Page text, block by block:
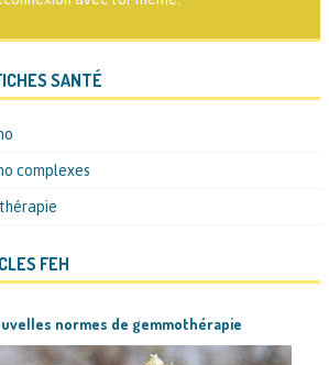
SANTÉ
complexes
FEH
normes de gemmothérapie